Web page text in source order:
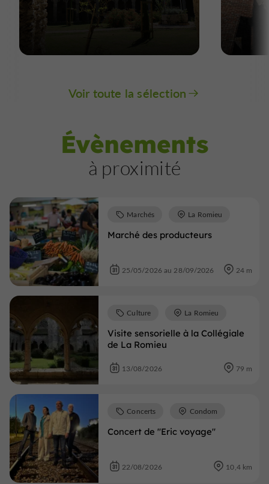
Voir toute la sélection
Évènements
à proximité
Marché des producteurs
Marchés La Romieu
25/05/2026 au 28/09/2026 24 m
Visite sensorielle à la Collégiale
de La Romieu
Culture La Romieu
13/08/2026 79 m
Concert de "Eric voyage"
Concerts Condom
22/08/2026 10,4 km